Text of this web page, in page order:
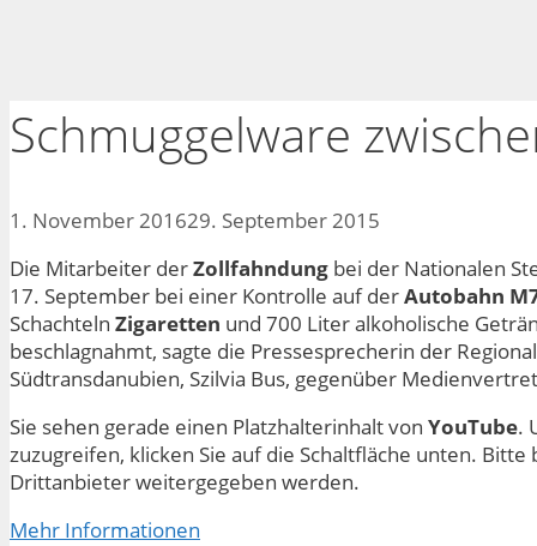
Schmuggelware
1. November 201629. September 2015
Die Mitarbeiter derZollfahndung bei der Nationalen
17. September bei einer Kontrolle auf derAutobahn
Schachteln Zigaretten und 700 Liter alkoholische
beschlagnahmt, sagte die Pressesprecherin der
Südtransdanubien, Szilvia Bus, gegenüber
Sie sehen gerade einen Platzhalterinhalt von YouTube.
zuzugreifen, klicken Sie auf die Schaltfläche unten. Bitte
Drittanbieter weitergegeben werden.
Mehr Informationen